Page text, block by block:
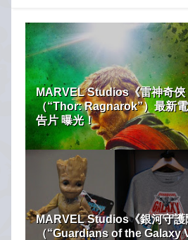
MARVEL Studios《雷神奇俠
（“Thor: Ragnarok”）最新
告片 曝光！
MARVEL Studios《銀河守護
（“Guardians of the Galaxy